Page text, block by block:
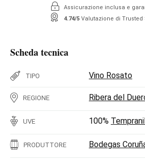
Assicurazione inclusa e
4.74/5 Valutazione di Trusted
Scheda tecnica
TIPO Vino Rosato
REGIONE Ribera del
UVE 100%
PRODUTTORE Bodegas